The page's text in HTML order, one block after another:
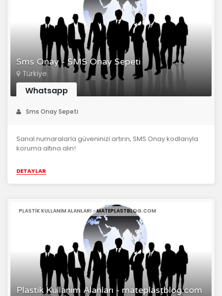
Sms Onay - SMS Onay Sepeti
Türkiye
Whatsapp
Sms Onay Sepeti
Sanal numaralarla güveninizi artırın, SMS Onay kodlarıyla
koruma altına alın!
DETAYLAR
Plastik Kullanım Alanları - mateplastblog.com
PLASTIK KULLANIM ALANLARI - MATEPLASTBLOG.COM